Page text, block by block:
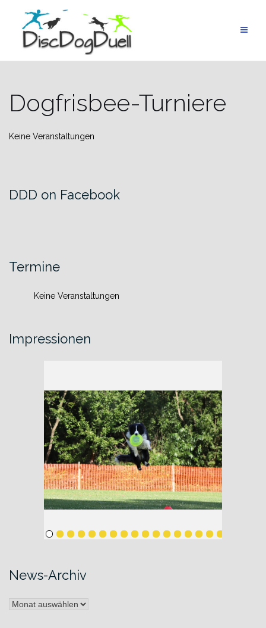
content
Dogfrisbee-Turniere
Keine Veranstaltungen
DDD on Facebook
Termine
Keine Veranstaltungen
Impressionen
News-Archiv
News-